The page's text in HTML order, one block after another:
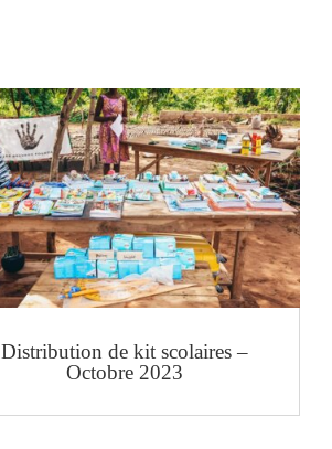
Distribution de kit scolaires –
Octobre 2023